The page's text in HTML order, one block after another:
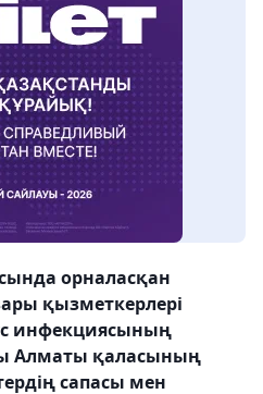
орналасқан
қызметкерлері
инфекциясының
Алматы қаласының
сапасы мен